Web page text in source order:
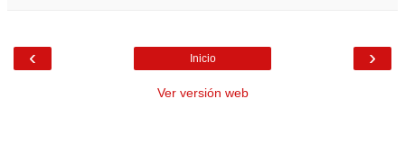
‹ ›
Inicio
Ver versión web